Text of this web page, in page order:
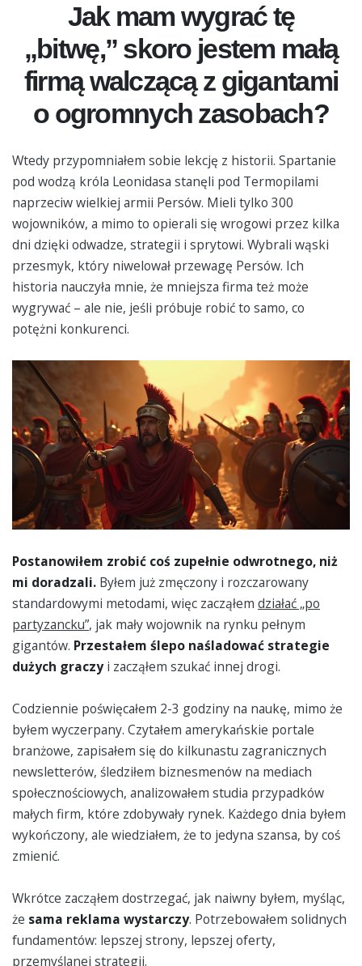
Jak mam wygrać tę
„bitwę,” skoro jestem małą
firmą walczącą z gigantami
o ogromnych zasobach?
Wtedy przypomniałem sobie lekcję z historii. Spartanie
pod wodzą króla Leonidasa stanęli pod Termopilami
naprzeciw wielkiej armii Persów. Mieli tylko 300
wojowników, a mimo to opierali się wrogowi przez kilka
dni dzięki odwadze, strategii i sprytowi. Wybrali wąski
przesmyk, który niwelował przewagę Persów. Ich
historia nauczyła mnie, że mniejsza firma też może
wygrywać – ale nie, jeśli próbuje robić to samo, co
potężni konkurenci.
Postanowiłem zrobić coś zupełnie odwrotnego, niż
mi doradzali. Byłem już zmęczony i rozczarowany
standardowymi metodami, więc zacząłem działać „po
partyzancku”, jak mały wojownik na rynku pełnym
gigantów. Przestałem ślepo naśladować strategie
dużych graczyi zacząłem szukać innej drogi.
Codziennie poświęcałem 2-3 godziny na naukę, mimo że
byłem wyczerpany. Czytałem amerykańskie portale
branżowe, zapisałem się do kilkunastu zagranicznych
newsletterów, śledziłem biznesmenów na mediach
społecznościowych, analizowałem studia przypadków
małych firm, które zdobywały rynek. Każdego dnia byłem
wykończony, ale wiedziałem, że to jedyna szansa, by coś
zmienić.
Wkrótce zacząłem dostrzegać, jak naiwny byłem, myśląc,
że sama reklama wystarczy. Potrzebowałem solidnych
fundamentów: lepszej strony, lepszej oferty,
przemyślanej strategii.